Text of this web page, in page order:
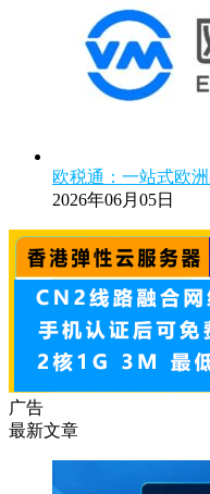
欧税通：一站式欧
2026年06月05日
广告
最新文章